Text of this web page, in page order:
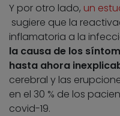
Y por otro lado, un
sugiere que la
inflamatoria a la
la causa de los
hasta ahora
cerebral y las
en el 30 % de los
covid-19.